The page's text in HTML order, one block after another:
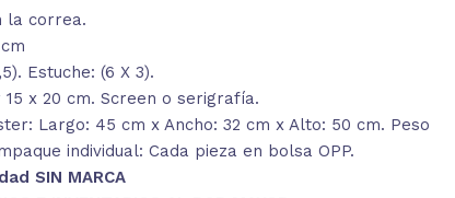
la correa.
Estuche: (6 X 3).
x 20 cm. Screen o serigrafía.
Largo: 45 cm x Ancho: 32 cm x Alto: 50 cm. Peso
individual: Cada pieza en bolsa OPP.
SIN MARCA